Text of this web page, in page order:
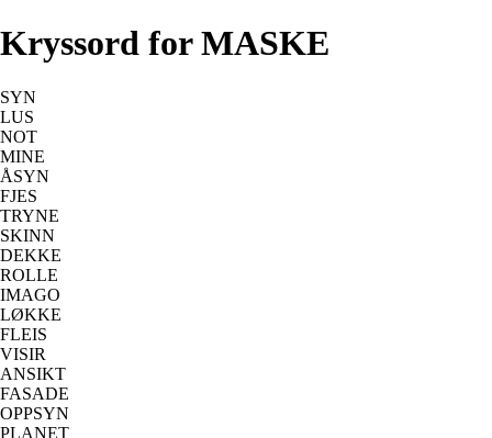
Kryssord for MASKE
SYN
LUS
NOT
MINE
ÅSYN
FJES
TRYNE
SKINN
DEKKE
ROLLE
IMAGO
LØKKE
FLEIS
VISIR
ANSIKT
FASADE
OPPSYN
PLANET